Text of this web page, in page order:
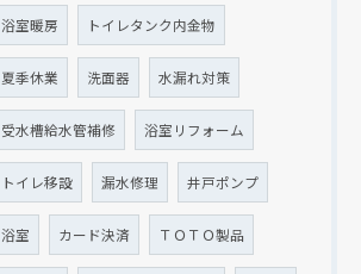
浴室暖房 トイレタンク内金物
夏季休業 洗面器 水漏れ対策
受水槽給水管補修 浴室リフォーム
トイレ移設 漏水修理 井戸ポンプ
浴室 カード決済 ＴＯＴＯ製品